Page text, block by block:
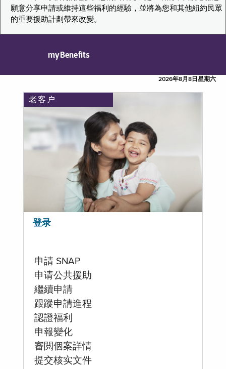
願意分享申請或維持這些福利的經驗，並將為您和其他紐約民眾
的重要援助計劃帶來改變。
myBenefits
2026年8月8日星期六
老客户
登录
申請 SNAP
申请公共援助
繼續申請
跟蹤申請進程
認證福利
申報變化
審閲個案詳情
提交核实文件